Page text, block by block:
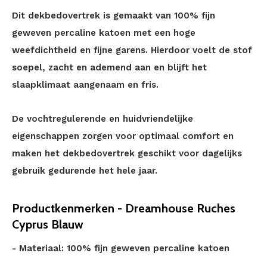
Dit dekbedovertrek is gemaakt van 100% fijn
geweven percaline katoen met een hoge
weefdichtheid en fijne garens. Hierdoor voelt de stof
soepel, zacht en ademend aan en blijft het
slaapklimaat aangenaam en fris.
De vochtregulerende en huidvriendelijke
eigenschappen zorgen voor optimaal comfort en
maken het dekbedovertrek geschikt voor dagelijks
gebruik gedurende het hele jaar.
Productkenmerken - Dreamhouse Ruches
Cyprus Blauw
- Materiaal: 100% fijn geweven percaline katoen